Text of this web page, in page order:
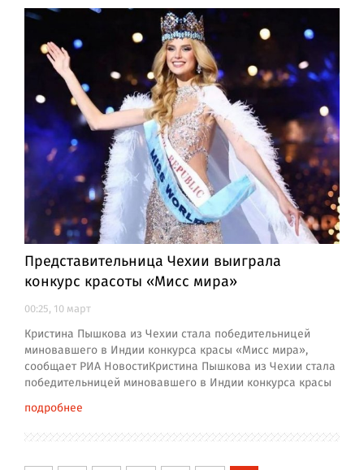
Представительница Чехии выиграла
конкурс красоты «Мисс мира»
00:25, 10 март
Кристина Пышкова из Чехии стала победительницей
миновавшего в Индии конкурса красы «Мисс мира»,
сообщает РИА НовостиКристина Пышкова из Чехии стала
победительницей миновавшего в Индии конкурса красы
подробнее